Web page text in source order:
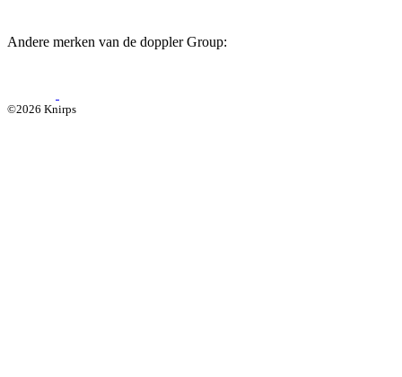
Andere merken van de doppler Group:
©2026 Knirps